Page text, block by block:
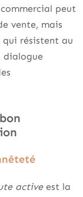
peut
vente, mais
résistent au
dialogue
activeest la